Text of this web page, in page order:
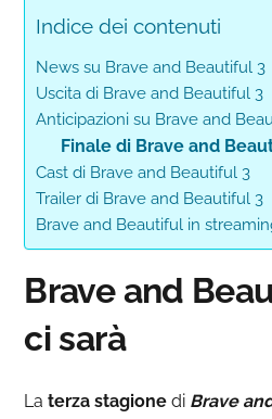
Indice dei contenuti
News su Brave and Beautiful 3
Uscita di Brave and Beautiful 3
Anticipazioni su Brave and
Finale di Brave and
Cast di Brave and Beautiful 3
Trailer di Brave and Beautiful 3
Brave and Beautiful in
Brave and
ci sarà
La terza stagione di Brave